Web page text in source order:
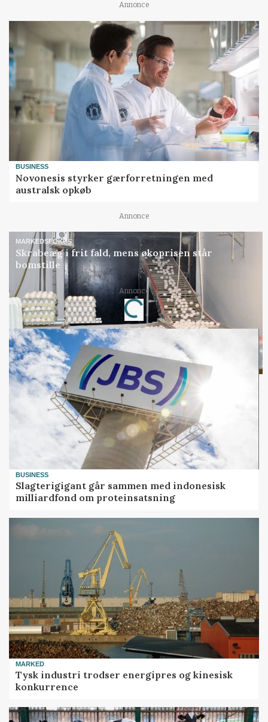
Annonce
BUSINESS
Novonesis styrker gærforretningen med
australsk opkøb
Annonce
MARKEDSFOKUS
Skrabeæg i frit fald, mens økoprisen står
bomstille
Annonce
Loading...
BUSINESS
Slagterigigant går sammen med indonesisk
milliardfond om proteinsatsning
MARKED
Tysk industri trodser energipres og kinesisk
konkurrence